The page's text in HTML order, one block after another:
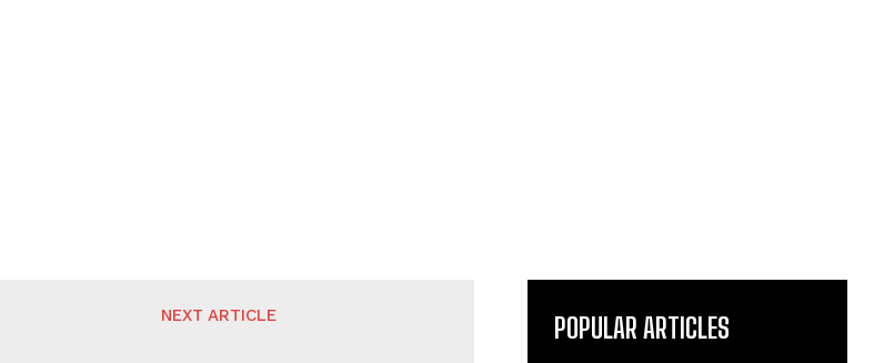
NEXT ARTICLE POPULAR ARTICLES